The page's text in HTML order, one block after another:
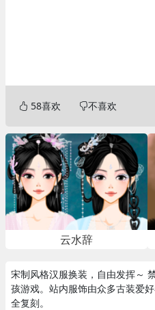
云水辞
58喜欢 不喜欢
宋制风格汉服换装，自由发挥～
孩游戏。站内服饰由众多古装爱
全复刻。